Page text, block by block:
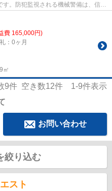
。防犯監視される機械警備は、信頼
費 165,000円)
：0ヶ月
㎡
9件 空き数12件 1-9件表示
お問い合わせ
絞り込む
スト